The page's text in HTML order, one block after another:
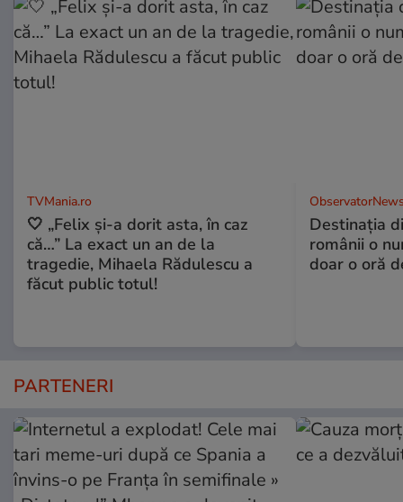
TVMania.ro
🤍 „Felix și-a dorit asta, în caz
că…” La exact un an de la
tragedie, Mihaela Rădulescu a
făcut public totul!
Destinaţia
românii o
doar o oră
PARTENERI